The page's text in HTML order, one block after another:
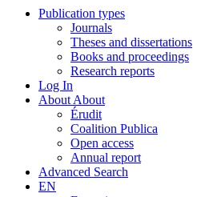
Publication types
Journals
Theses and dissertations
Books and proceedings
Research reports
Log In
About About
Érudit
Coalition Publica
Open access
Annual report
Advanced Search
EN